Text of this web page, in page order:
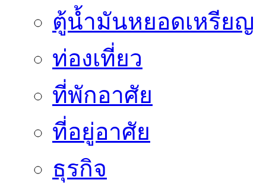
ตู้น้ำมันหยอดเหรียญ
ท่องเที่ยว
ที่พักอาศัย
ที่อยู่อาศัย
ธุรกิจ